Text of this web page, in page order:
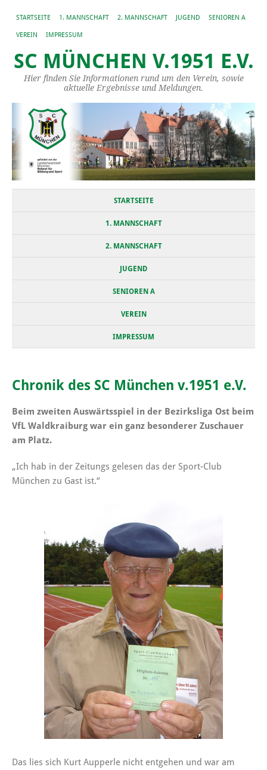
STARTSEITE 1. MANNSCHAFT 2. MANNSCHAFT JUGEND SENIOREN A
VEREIN IMPRESSUM
SC MÜNCHEN V.1951 E.V.
Hier finden Sie Informationen rund um den Verein, sowie
aktuelle Ergebnisse und Meldungen.
STARTSEITE
1. MANNSCHAFT
2. MANNSCHAFT
JUGEND
SENIOREN A
VEREIN
IMPRESSUM
Chronik des SC München v.1951 e.V.
Beim zweiten Auswärtsspiel in der Bezirksliga Ost beim
VfL Waldkraiburg war ein ganz besonderer Zuschauer
am Platz.
„Ich hab in der Zeitungs gelesen das der Sport-Club
München zu Gast ist.“
Das lies sich Kurt Aupperle nicht entgehen und war am